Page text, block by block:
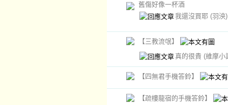
舊傷好像一杯酒
我還沒買耶 (羽泱)
【三教流氓】
真的很貴 (維摩小
【四無君手機答鈴】
【疏樓龍宿的手機答鈴】